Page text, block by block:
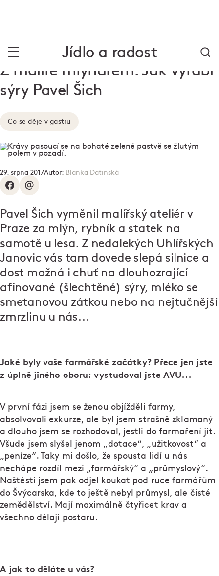
Jídlo a radost
Z malíře mlynářem. Jak vyrábí
sýry Pavel Šich
Co se děje v gastru
29. srpna 2017Autor: Blanka Datinská
Pavel Šich vyměnil malířský ateliér v
Praze za mlýn, rybník a statek na
samotě u lesa. Z nedalekých Uhlířských
Janovic vás tam dovede slepá silnice a
dost možná i chuť na dlouhozrající
afinované (šlechtěné) sýry, mléko se
smetanovou zátkou nebo na nejtučnější
zmrzlinu u nás...
Jaké byly vaše farmářské začátky? Přece jen jste
z úplně jiného oboru: vystudoval jste AVU...
V první fázi jsem se ženou objížděli farmy,
absolvovali exkurze, ale byl jsem strašně zklamaný
a dlouho jsem se rozhodoval, jestli do farmaření jít.
Všude jsem slyšel jenom „dotace“, „užitkovost“ a
„peníze“. Taky mi došlo, že spousta lidí u nás
nechápe rozdíl mezi „farmářský“ a „průmyslový“.
Naštěstí jsem pak odjel koukat pod ruce farmářům
do Švýcarska, kde to ještě nebyl průmysl, ale čisté
zemědělství. Mají maximálně čtyřicet krav a
všechno dělají postaru.
A jak to děláte u vás?